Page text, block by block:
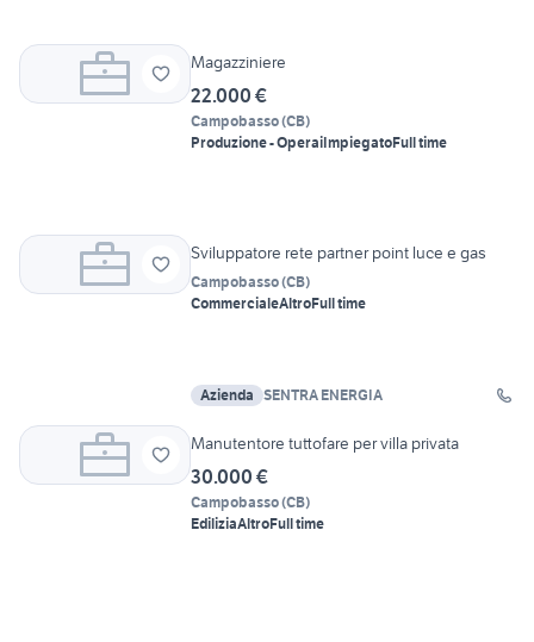
Magazziniere
22.000 €
Campobasso(CB)
Produzione - OperaiImpiegatoFull time
Sviluppatore rete partner point luce e gas
Campobasso(CB)
CommercialeAltroFull time
Azienda SENTRA ENERGIA
Manutentore tuttofare per villa privata
30.000 €
Campobasso(CB)
EdiliziaAltroFull time